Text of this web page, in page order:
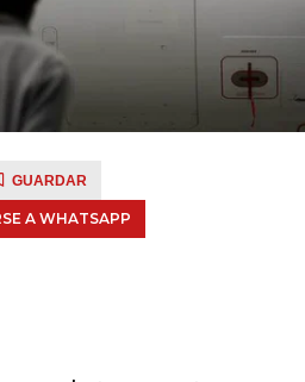
GUARDAR
A WHATSAPP